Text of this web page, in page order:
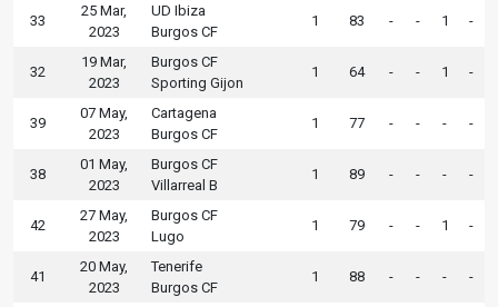
33
25 Mar,
2023
UD Ibiza
Burgos CF
1 83 - - 1 -
32
19 Mar,
2023
Burgos CF
Sporting Gijon
1 64 - - 1 -
39
07 May,
2023
Cartagena
Burgos CF
1 77 - - - -
38
01 May,
2023
Burgos CF
Villarreal B
1 89 - - - -
42
27 May,
2023
Burgos CF
Lugo
1 79 - - 1 -
41
20 May,
2023
Tenerife
Burgos CF
1 88 - - - -